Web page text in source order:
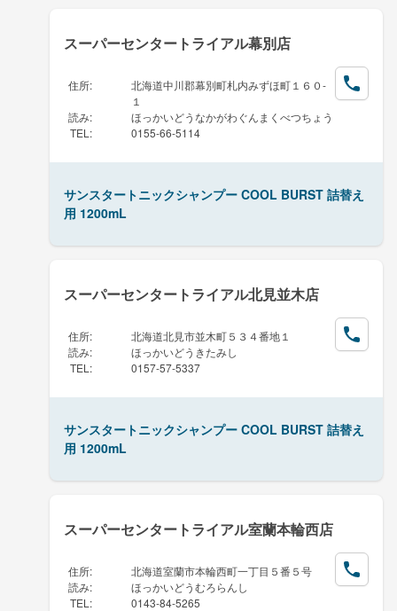
スーパーセンタートライアル幕別店
住所:
北海道中川郡幕別町札内みずほ町１６０-
１
読み:
ほっかいどうなかがわぐんまくべつちょう
TEL : 0155-66-5114
サンスタートニックシャンプー COOL BURST 詰替え
用 1200mL
スーパーセンタートライアル北見並木店
住所:
北海道北見市並木町５３４番地１
読み:
ほっかいどうきたみし
TEL : 0157-57-5337
サンスタートニックシャンプー COOL BURST 詰替え
用 1200mL
スーパーセンタートライアル室蘭本輪西店
住所:
北海道室蘭市本輪西町一丁目５番５号
読み:
ほっかいどうむろらんし
TEL : 0143-84-5265